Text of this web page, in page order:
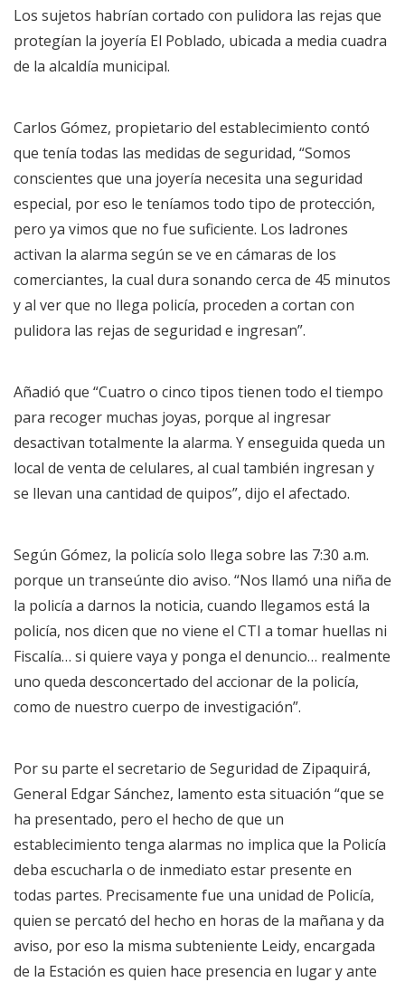
Los sujetos habrían cortado con pulidora las rejas que
protegían la joyería El Poblado, ubicada a media cuadra
de la alcaldía municipal.
Carlos Gómez, propietario del establecimiento contó
que tenía todas las medidas de seguridad, “Somos
conscientes que una joyería necesita una seguridad
especial, por eso le teníamos todo tipo de protección,
pero ya vimos que no fue suficiente. Los ladrones
activan la alarma según se ve en cámaras de los
comerciantes, la cual dura sonando cerca de 45 minutos
y al ver que no llega policía, proceden a cortan con
pulidora las rejas de seguridad e ingresan”.
Añadió que “Cuatro o cinco tipos tienen todo el tiempo
para recoger muchas joyas, porque al ingresar
desactivan totalmente la alarma. Y enseguida queda un
local de venta de celulares, al cual también ingresan y
se llevan una cantidad de quipos”, dijo el afectado.
Según Gómez, la policía solo llega sobre las 7:30 a.m.
porque un transeúnte dio aviso. “Nos llamó una niña de
la policía a darnos la noticia, cuando llegamos está la
policía, nos dicen que no viene el CTI a tomar huellas ni
Fiscalía… si quiere vaya y ponga el denuncio… realmente
uno queda desconcertado del accionar de la policía,
como de nuestro cuerpo de investigación”.
Por su parte el secretario de Seguridad de Zipaquirá,
General Edgar Sánchez, lamento esta situación “que se
ha presentado, pero el hecho de que un
establecimiento tenga alarmas no implica que la Policía
deba escucharla o de inmediato estar presente en
todas partes. Precisamente fue una unidad de Policía,
quien se percató del hecho en horas de la mañana y da
aviso, por eso la misma subteniente Leidy, encargada
de la Estación es quien hace presencia en lugar y ante